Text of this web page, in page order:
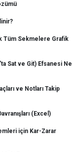
Tüm Sekmelere Grafik
Sat ve Git) Efsanesi Ne
ve Notları Takip
(Excel)
için Kar-Zarar